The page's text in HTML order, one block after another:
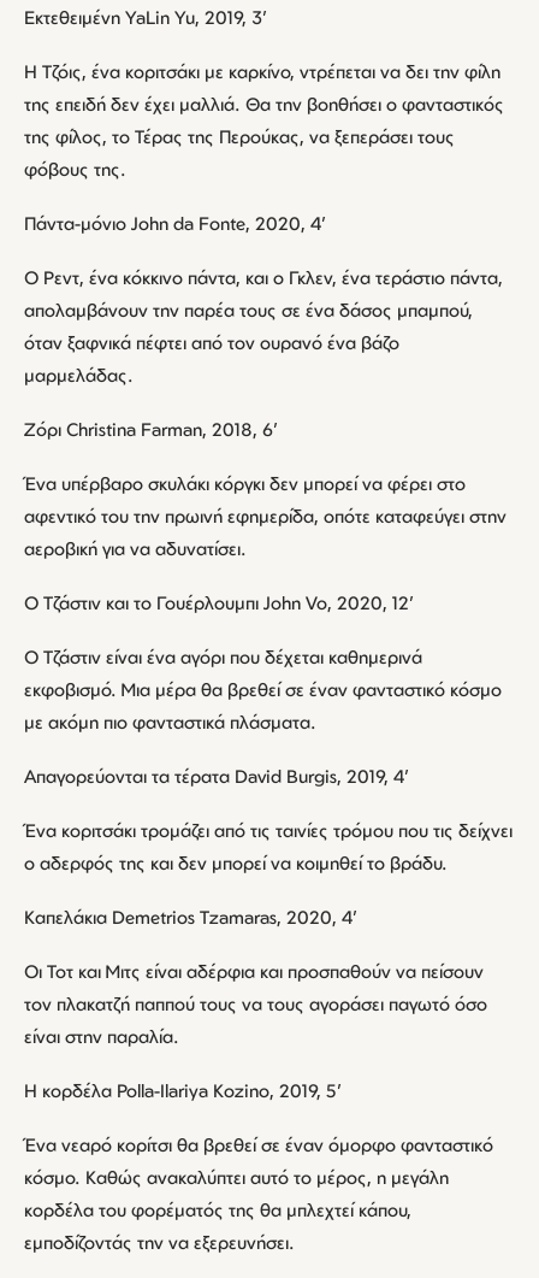
Εκτεθειμένη YaLin Yu, 2019, 3’
Η Τζόις, ένα κοριτσάκι με καρκίνο, ντρέπεται να δει την φίλη
της επειδή δεν έχει μαλλιά. Θα την βοηθήσει ο φανταστικός
της φίλος, το Τέρας της Περούκας, να ξεπεράσει τους
φόβους της.
Πάντα-μόνιο John da Fonte, 2020, 4’
Ο Ρεντ, ένα κόκκινο πάντα, και ο Γκλεν, ένα τεράστιο πάντα,
απολαμβάνουν την παρέα τους σε ένα δάσος μπαμπού,
όταν ξαφνικά πέφτει από τον ουρανό ένα βάζο
μαρμελάδας.
Ζόρι Christina Farman, 2018, 6’
Ένα υπέρβαρο σκυλάκι κόργκι δεν μπορεί να φέρει στο
αφεντικό του την πρωινή εφημερίδα, οπότε καταφεύγει στην
αεροβική για να αδυνατίσει.
Ο Τζάστιν και το Γουέρλουμπι John Vo, 2020, 12’
Ο Τζάστιν είναι ένα αγόρι που δέχεται καθημερινά
εκφοβισμό. Μια μέρα θα βρεθεί σε έναν φανταστικό κόσμο
με ακόμη πιο φανταστικά πλάσματα.
Απαγορεύονται τα τέρατα David Burgis, 2019, 4’
Ένα κοριτσάκι τρομάζει από τις ταινίες τρόμου που τις δείχνει
ο αδερφός της και δεν μπορεί να κοιμηθεί το βράδυ.
Καπελάκια Demetrios Tzamaras, 2020, 4’
Οι Τοτ και Μιτς είναι αδέρφια και προσπαθούν να πείσουν
τον πλακατζή παππού τους να τους αγοράσει παγωτό όσο
είναι στην παραλία.
Η κορδέλα Polla-Ilariya Kozino, 2019, 5’
Ένα νεαρό κορίτσι θα βρεθεί σε έναν όμορφο φανταστικό
κόσμο. Καθώς ανακαλύπτει αυτό το μέρος, η μεγάλη
κορδέλα του φορέματός της θα μπλεχτεί κάπου,
εμποδίζοντάς την να εξερευνήσει.